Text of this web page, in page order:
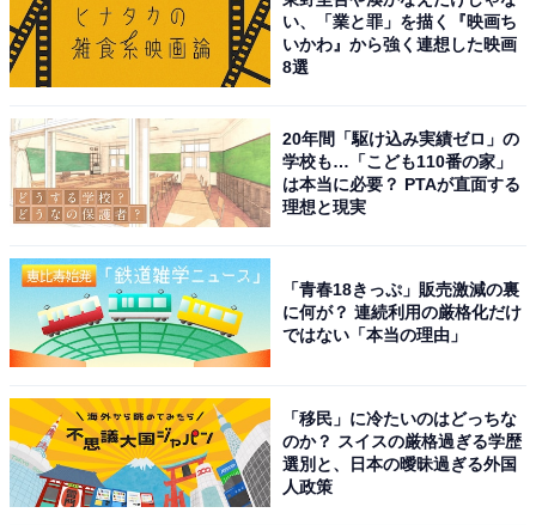
い、「業と罪」を描く『映画ち
いかわ』から強く連想した映画
8選
20年間「駆け込み実績ゼロ」の
学校も…「こども110番の家」
は本当に必要？ PTAが直面する
理想と現実
「青春18きっぷ」販売激減の裏
に何が？ 連続利用の厳格化だけ
ではない「本当の理由」
「移民」に冷たいのはどっちな
のか？ スイスの厳格過ぎる学歴
選別と、日本の曖昧過ぎる外国
人政策